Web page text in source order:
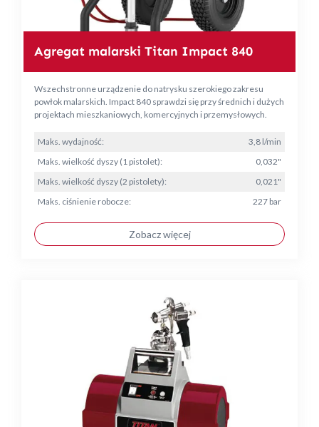
Agregat malarski Titan Impact 840
Wszechstronne urządzenie do natrysku szerokiego zakresu
powłok malarskich. Impact 840 sprawdzi się przy średnich i dużych
projektach mieszkaniowych, komercyjnych i przemysłowych.
Maks. wydajność:
3,8 l/min
Maks. wielkość dyszy (1 pistolet):
0,032"
Maks. wielkość dyszy (2 pistolety):
0,021"
Maks. ciśnienie robocze:
227 bar
Zobacz więcej